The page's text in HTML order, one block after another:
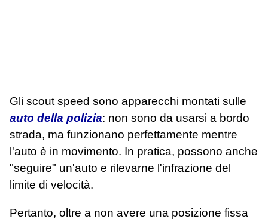
Gli scout speed sono apparecchi montati sulle
auto della polizia: non sono da usarsi a bordo
strada, ma funzionano perfettamente mentre
l'auto è in movimento. In pratica, possono anche
"seguire" un'auto e rilevarne l'infrazione del
limite di velocità.
Pertanto, oltre a non avere una posizione fissa